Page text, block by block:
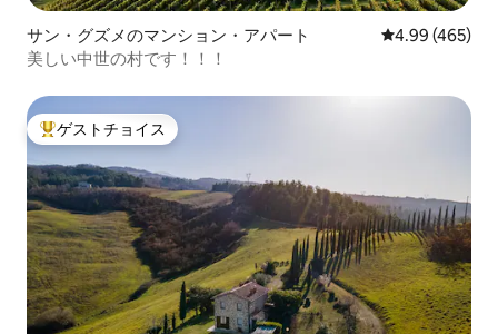
サン・グズメのマンション・アパート レビュー465
4.99 (465)
美しい中世の村です！！！
大好評のゲストチョイスです。
ゲストチョイス